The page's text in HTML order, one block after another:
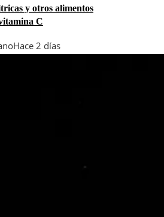
y otros alimentos
C
Hace 2 días